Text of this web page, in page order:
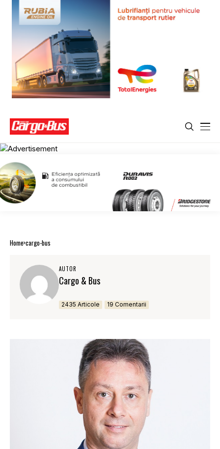
Home cargo-bus
AUTOR
Cargo & Bus
2435 Articole 19 Comentarii